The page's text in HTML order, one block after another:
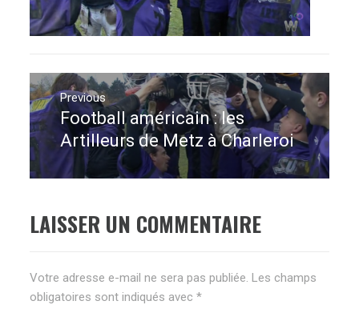
Navigation
de
l’article
Previous
Previous
post:
Football américain : les
Artilleurs de Metz à Charleroi
LAISSER UN COMMENTAIRE
Votre adresse e-mail ne sera pas publiée. Les champs
obligatoires sont indiqués avec*